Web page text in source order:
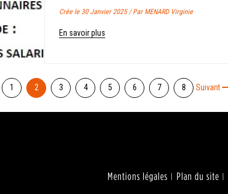
Crée le 30 Janvier 2025 / Par MENARD Virginie
En savoir plus
1 2 3 4 5 6 7 8 Suivant
Mentions légales Plan du site